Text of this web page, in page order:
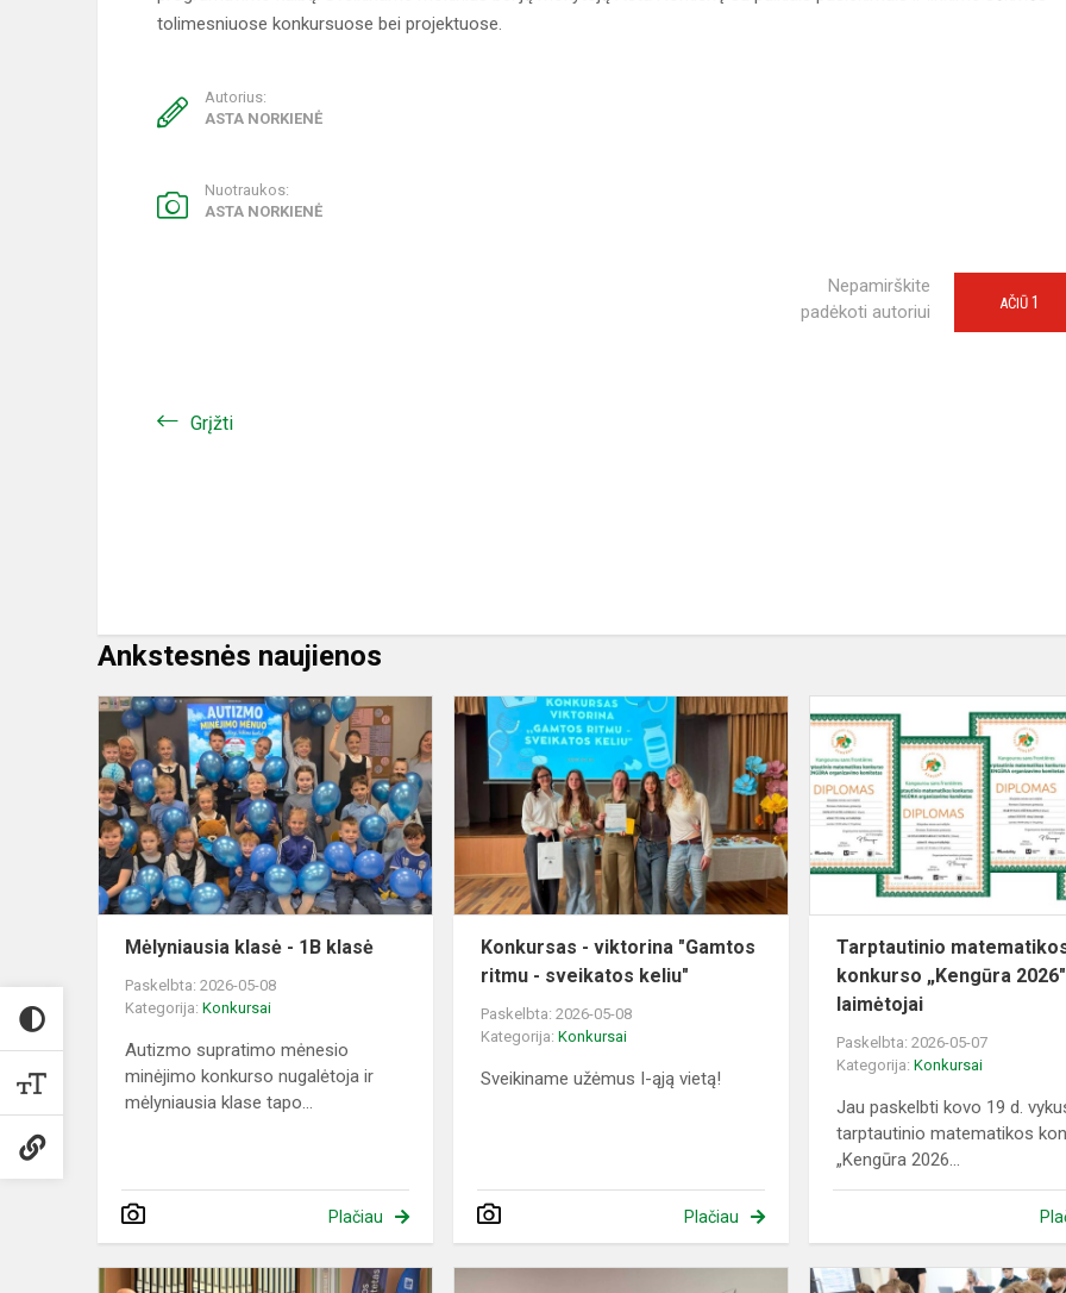
tolimesniuose konkursuose bei projektuose.
Autorius:
ASTA NORKIENĖ
Nuotraukos:
ASTA NORKIENĖ
Nepamirškite
padėkoti autoriui
AČIŪ 1
Grįžti
Ankstesnės naujienos
Mėlyniausia
klasė
-
1B
klasė
Mėlyniausia klasė - 1B klasė
Paskelbta: 2026-05-08
Kategorija: Konkursai
Autizmo supratimo mėnesio
minėjimo konkurso nugalėtoja ir
mėlyniausia klase tapo...
Plačiau
Konkursas
viktorina
"Gamtos
ritmu
-
sveikatos
keliu"
Konkursas - viktorina "Gamtos
ritmu - sveikatos keliu"
Paskelbta: 2026-05-08
Kategorija:Konkursai
Sveikiname užėmus I-ąją vietą!
Plačiau
Tarptautinio
konkurso „Kengūra 2026"
laimėtojai
Paskelbta: 2026-05-07
Kategorija:Konkursai
Jau paskelbti kovo 19 d.
tarptautinio matematikos
„Kengūra 2026...
Konkursas